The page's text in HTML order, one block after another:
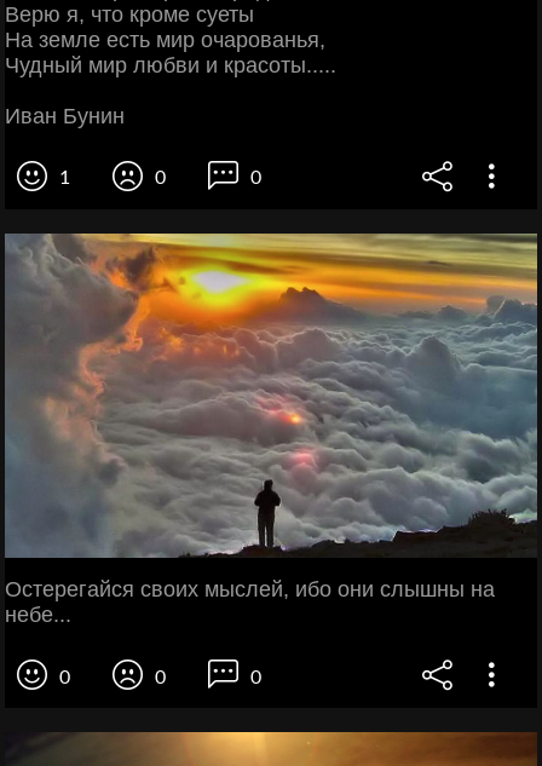
Верю я, что кроме суеты
На земле есть мир очарованья,
Чудный мир любви и красоты.....
Иван Бунин
1 0 0
Остерегайся своих мыслей, ибо они слышны на
небе...
0 0 0